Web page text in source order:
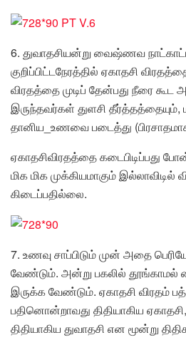
6. துவாதசியன்று வைஷ்ணவ
குறிப்பிட்டநேரத்தில் ஏகாதசி
விரதத்தை முடிப் தேன்பது நீரை கூட
இருந்தவர்கள் துளசி தீர்த்தத்தையும்,
தானிய_உணவை படைத்து
ஏகாதசிவிரதத்தை கடைபிடிப்பது
மிக மிக முக்கியமாகும் இல்லாவிடில்
கிடைப்பதில்லை.
7. உணவு சாப்பிடும் முன் அதை
வேண்டும். அன்று பகலில் தூங்காமல்
இருக்க வேண்டும். ஏகாதசி விரதம்
பதினொன்றாவது திதியாகிய
திதியாகிய துவாதசி என மூன்று